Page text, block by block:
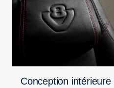
Conception intérieure